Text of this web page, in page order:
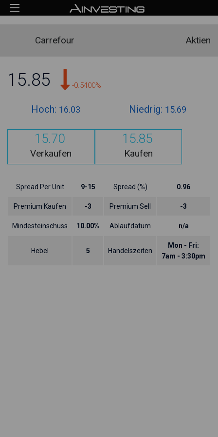
Carrefour Aktien
15.85 -0.5400%
Hoch: 16.03 Niedrig: 15.69
15.70
Verkaufen
15.85
Kaufen
Spread Per Unit 9-15 Spread (%) 0.96
Premium Kaufen -3 Premium Sell -3
Mindesteinschuss 10.00% Ablaufdatum n/a
Hebel 5 Handelszeiten
Mon - Fri:
7am - 3:30pm